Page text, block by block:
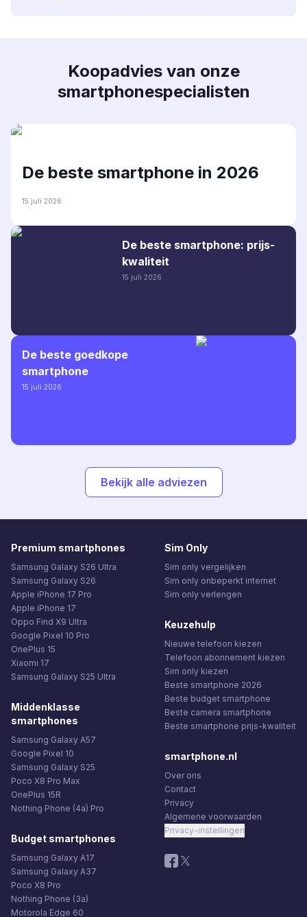
Koopadvies van onze
smartphonespecialisten
De beste smartphone in 2026
15 juli 2026
De beste smartphone: prijs-
kwaliteit
15 juli 2026
De beste goedkope
smartphone
15 juli 2026
Bekijk alle adviezen
Premium smartphones
Samsung Galaxy S26 Ultra
Samsung Galaxy S26
Apple iPhone 17 Pro
Apple iPhone 17
Oppo Find X9 Ultra
Google Pixel 10 Pro
OnePlus 15
Xiaomi 17
Samsung Galaxy S25 Ultra
Middenklasse
smartphones
Samsung Galaxy A57
Google Pixel 10
Samsung Galaxy S25
Poco X8 Pro Max
OnePlus 15R
Nothing Phone (4a) Pro
Budget smartphones
Samsung Galaxy A17
Samsung Galaxy A37
Poco X8 Pro
Nothing Phone (3a)
Motorola Edge 60
Sim Only
Sim only vergelijken
Sim only onbeperkt internet
Sim only verlengen
Keuzehulp
Nieuwe telefoon kiezen
Telefoon abonnement kiezen
Sim only kiezen
Beste smartphone 2026
Beste budget smartphone
Beste camera smartphone
Beste smartphone prijs-kwaliteit
smartphone.nl
Over ons
Contact
Privacy
Algemene voorwaarden
Privacy-instellingen